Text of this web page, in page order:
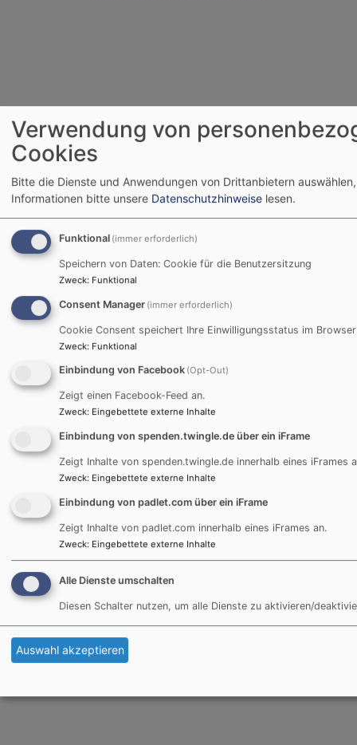
Bildrechte
Jugendbildungshaus Wiedhölzlkaser
Reit im Winkl
www.wiedhoelzlkaser.de
Bei Anfragen wenden Sie sich bitte an:
Evang. Jugend im Dekanat Traunstein
Martin-Luther-Platz 2
83278 Traunstein
Tel. 0861 / 989 67 20
wiedhoelzlkaser@elkb.de
Verwendung von
Cookies
Bitte die Dienste und Anwendungen von Drittanbietern
Informationen bitte unsere Datenschutzhinweise lesen.
Funktional (immer erforderlich)
Speichern von Daten: Cookie für die Benutzersitzung
Zweck: Funktional
Consent Manager (immer erforderlich)
Cookie Consent speichert Ihre Einwilligungsstatus im Browser
Zweck: Funktional
Einbindung von Facebook (Opt-Out)
Zeigt einen Facebook-Feed an.
Zweck: Eingebettete externe Inhalte
Einbindung von spenden.twingle.de über ein iFrame
Zeigt Inhalte von spenden.twingle.de innerhalb eines iFrames
Zweck: Eingebettete externe Inhalte
Einbindung von padlet.com über ein iFrame
Zeigt Inhalte von padlet.com innerhalb eines iFrames an.
Zweck: Eingebettete externe Inhalte
Alle Dienste umschalten
Diesen Schalter nutzen, um alle Dienste zu aktivieren/
Auswahl akzeptieren